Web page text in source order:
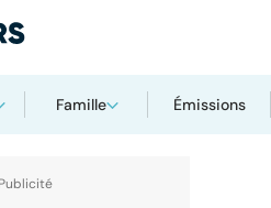
Famille Émissions